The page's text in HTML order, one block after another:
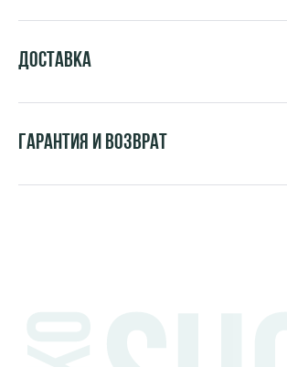
Доставка
Гарантия и возврат